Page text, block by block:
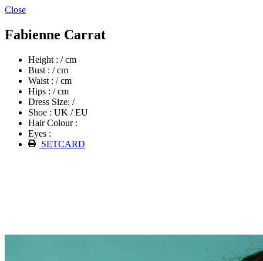
Close
Fabienne Carrat
Height : / cm
Bust : / cm
Waist : / cm
Hips : / cm
Dress Size: /
Shoe : UK / EU
Hair Colour :
Eyes :
SETCARD